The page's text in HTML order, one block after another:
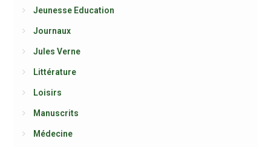
Jeunesse Education
Journaux
Jules Verne
Littérature
Loisirs
Manuscrits
Médecine